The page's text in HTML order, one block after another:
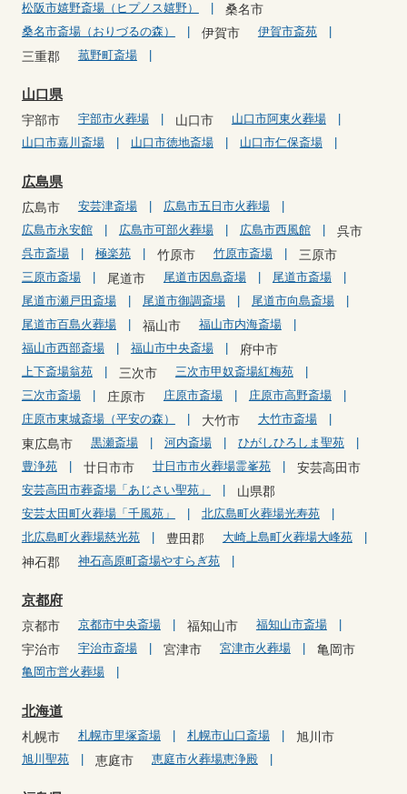
松阪市嬉野斎場（ヒプノス嬉野） 桑名市
桑名市斎場（おりづるの森） 伊賀市 伊賀市斎苑
三重郡 菰野町斎場
山口県
宇部市 宇部市火葬場 山口市
山口市阿東火葬場
山口市嘉川斎場
山口市徳地斎場 山口市仁保斎場
広島県
広島市 安芸津斎場
広島市五日市火葬場
広島市永安館
広島市可部火葬場 広島市西風館 呉市
呉市斎場 極楽苑 竹原市 竹原市斎場 三原市
三原市斎場 尾道市 尾道市因島斎場
尾道市斎場
尾道市瀬戸田斎場
尾道市御調斎場
尾道市向島斎場
尾道市百島火葬場
福山市
福山市内海斎場
福山市西部斎場
福山市中央斎場 府中市
上下斎場翁苑 三次市
三次市甲奴斎場紅梅苑
三次市斎場
庄原市 庄原市斎場
庄原市高野斎場
庄原市東城斎場（平安の森）
大竹市 大竹市斎場
東広島市 黒瀬斎場 河内斎場
ひがしひろしま聖苑
豊浄苑
廿日市市 廿日市市火葬場霊峯苑 安芸高田市
安芸高田市葬斎場「あじさい聖苑」 山県郡
安芸太田町火葬場「千風苑」
北広島町火葬場光寿苑
北広島町火葬場慈光苑
豊田郡 大崎上島町火葬場大峰苑
神石郡 神石高原町斎場やすらぎ苑
京都府
京都市 京都市中央斎場 福知山市 福知山市斎場
宇治市 宇治市斎場 宮津市 宮津市火葬場 亀岡市
亀岡市営火葬場
北海道
札幌市 札幌市里塚斎場 札幌市山口斎場 旭川市
旭川聖苑 恵庭市 恵庭市火葬場恵浄殿